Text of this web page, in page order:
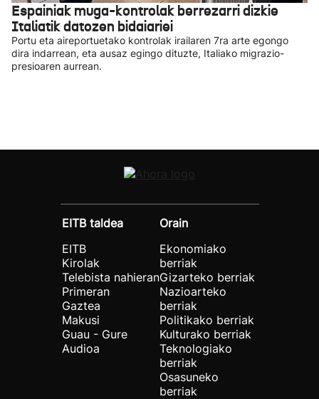
Espainiak muga-kontrolak berrezarri dizkie
Italiatik datozen bidaiariei
Portu eta aireportuetako kontrolak irailaren 7ra arte egongo
dira indarrean, eta ausaz egingo dituzte, Italiako migrazio-
presioaren aurrean.
EITB taldea
EITB
Kirolak
Telebista nahieran
Primeran
Gaztea
Makusi
Guau - Gure
Audioa
Orain
Ekonomiako
berriak
Gizarteko berriak
Nazioarteko
berriak
Politikako berriak
Kulturako berriak
Teknologiako
berriak
Osasuneko
berriak